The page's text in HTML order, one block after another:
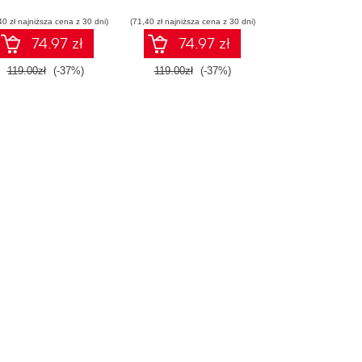
Jupyter.
Wydanie III
zł najniższa cena z 30 dni)
74.97 zł
119.00zł (-37%)
(71,40 zł najniższa cena z 30 dni)
74.97 zł
119.00zł (-37%)